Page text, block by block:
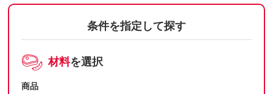
条件を指定して探す
材料を選択
商品